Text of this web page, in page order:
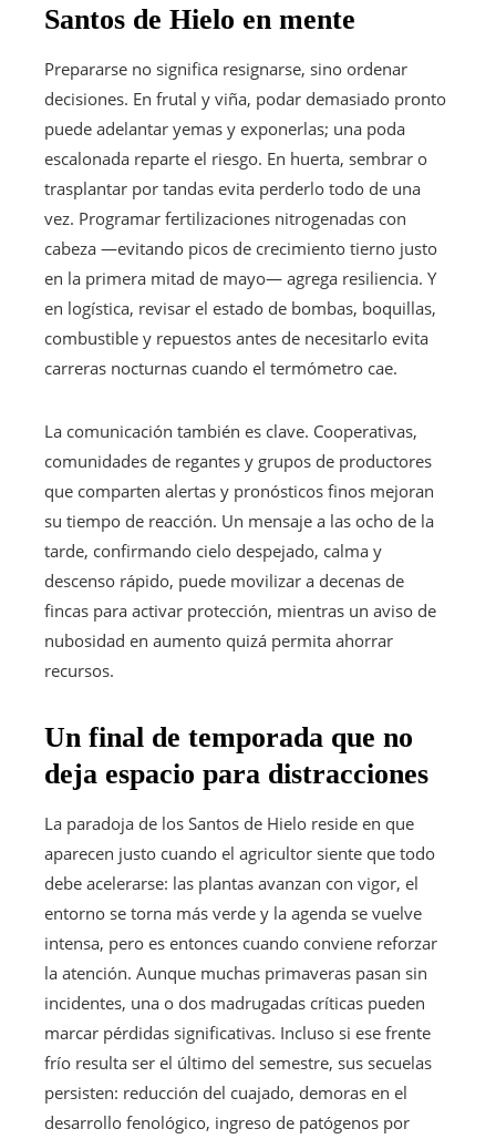
Santos de Hielo en mente
Prepararse no significa resignarse, sino ordenar
decisiones. En frutal y viña, podar demasiado pronto
puede adelantar yemas y exponerlas; una poda
escalonada reparte el riesgo. En huerta, sembrar o
trasplantar por tandas evita perderlo todo de una
vez. Programar fertilizaciones nitrogenadas con
cabeza —evitando picos de crecimiento tierno justo
en la primera mitad de mayo— agrega resiliencia. Y
en logística, revisar el estado de bombas, boquillas,
combustible y repuestos antes de necesitarlo evita
carreras nocturnas cuando el termómetro cae.
La comunicación también es clave. Cooperativas,
comunidades de regantes y grupos de productores
que comparten alertas y pronósticos finos mejoran
su tiempo de reacción. Un mensaje a las ocho de la
tarde, confirmando cielo despejado, calma y
descenso rápido, puede movilizar a decenas de
fincas para activar protección, mientras un aviso de
nubosidad en aumento quizá permita ahorrar
recursos.
Un final de temporada que no
deja espacio para distracciones
La paradoja de los Santos de Hielo reside en que
aparecen justo cuando el agricultor siente que todo
debe acelerarse: las plantas avanzan con vigor, el
entorno se torna más verde y la agenda se vuelve
intensa, pero es entonces cuando conviene reforzar
la atención. Aunque muchas primaveras pasan sin
incidentes, una o dos madrugadas críticas pueden
marcar pérdidas significativas. Incluso si ese frente
frío resulta ser el último del semestre, sus secuelas
persisten: reducción del cuajado, demoras en el
desarrollo fenológico, ingreso de patógenos por